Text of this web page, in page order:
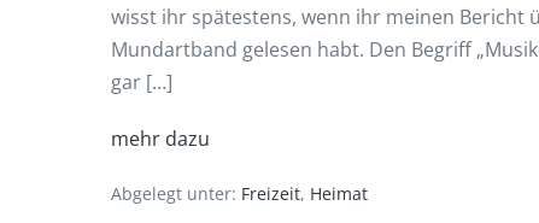
wisst ihr spätestens, wenn ihr meinen Bericht
Mundartband gelesen habt. Den Begriff
gar […]
mehr dazu
Abgelegt unter: Freizeit, Heimat